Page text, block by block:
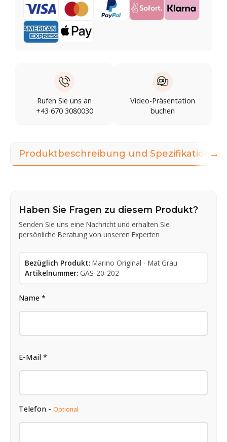
Rufen Sie uns an
+43 670 3080030
Video-Präsentation
buchen
Produktbeschreibung und Spezifikationen
Haben Sie Fragen zu diesem Produkt?
Senden Sie uns eine Nachricht und erhalten Sie
persönliche Beratung von unseren Experten
Bezüglich Produkt: Marino Original - Mat Grau
Artikelnummer: GAS-20-202
Name *
E-Mail *
Telefon - Optional
→